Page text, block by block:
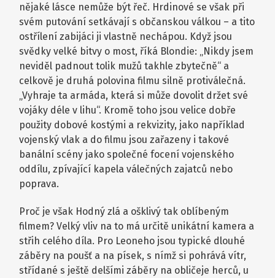
nějaké lásce nemůže být řeč. Hrdinové se však při
svém putování setkávají s občanskou válkou – a tito
ostřílení zabijáci ji vlastně nechápou. Když jsou
svědky velké bitvy o most, říká Blondie: „Nikdy jsem
neviděl padnout tolik mužů takhle zbytečně“ a
celkově je druhá polovina filmu silně protiválečná.
„Vyhraje ta armáda, která si může dovolit držet své
vojáky déle v lihu“. Kromě toho jsou velice dobře
použity dobové kostými a rekvizity, jako například
vojenský vlak a do filmu jsou zařazeny i takové
banální scény jako společné focení vojenského
oddílu, zpívající kapela válečných zajatců nebo
poprava.
Proč je však Hodný zlá a ošklivý tak oblíbeným
filmem? Velký vliv na to má určitě unikátní kamera a
střih celého díla. Pro Leoneho jsou typické dlouhé
záběry na poušť a na písek, s nímž si pohrává vítr,
střídané s ještě delšími záběry na obličeje herců, u